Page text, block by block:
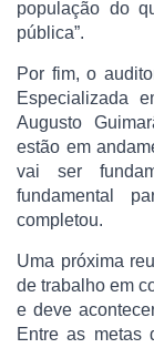
população do
pública”.
Por fim, o
Especializada
Augusto
estão em
vai ser
fundamental
completou.
Uma próxima
de trabalho em
e deve
Entre as metas